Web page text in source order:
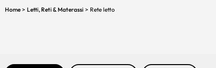
Home > Letti, Reti & Materassi > Rete letto